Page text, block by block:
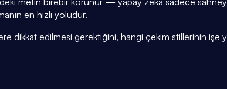
en hızlı yoludur.
dikkat edilmesi gerektiğini, hangi çekim stillerinin işe